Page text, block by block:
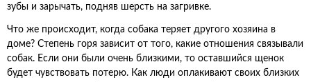
зубы и зарычать, подняв шерсть на загривке.
Что же происходит, когда собака теряет другого хозяина в
доме? Степень горя зависит от того, какие отношения связывали
собак. Если они были очень близкими, то оставшийся щенок
будет чувствовать потерю. Как люди оплакивают своих близких